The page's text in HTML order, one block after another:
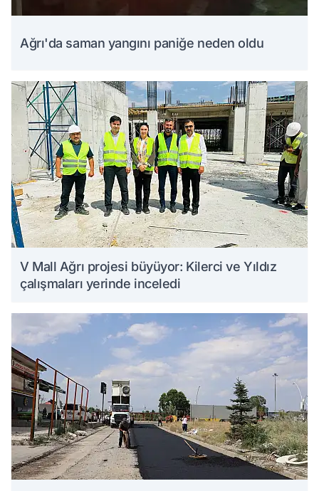
Ağrı'da saman yangını paniğe neden oldu
V Mall Ağrı projesi büyüyor: Kilerci ve Yıldız
çalışmaları yerinde inceledi